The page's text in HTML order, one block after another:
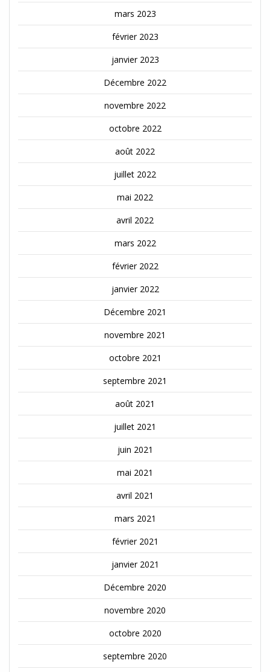
mars 2023
février 2023
janvier 2023
Décembre 2022
novembre 2022
octobre 2022
août 2022
juillet 2022
mai 2022
avril 2022
mars 2022
février 2022
janvier 2022
Décembre 2021
novembre 2021
octobre 2021
septembre 2021
août 2021
juillet 2021
juin 2021
mai 2021
avril 2021
mars 2021
février 2021
janvier 2021
Décembre 2020
novembre 2020
octobre 2020
septembre 2020